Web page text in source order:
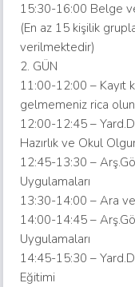
15:30-16:00 Belge
(En az 15 kişilik
verilmektedir)
2. GÜN
11:00-12:00 – Kayıt
gelmemeniz rica
12:00-12:45 –
Hazırlık ve Okul
12:45-13:30 –
Uygulamaları
13:30-14:00 – Ara
14:00-14:45 –
Uygulamaları
14:45-15:30 –
Eğitimi